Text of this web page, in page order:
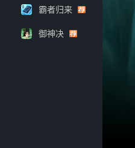
霸者归来
御神决